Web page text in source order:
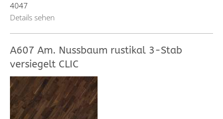
4047
Details sehen
A607 Am. Nussbaum rustikal 3-Stab
versiegelt CLIC